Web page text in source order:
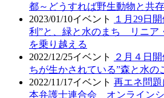
都～どうすれば野生動物と共
2023/01/10イベント
１月29日
利”と、緑と水のまち リニア
を乗り越える
2022/12/25イベント
２月４日
ちが生かされている”森と水の
2022/11/17イベント 再エネ問
本弁護士連合会 オンライン